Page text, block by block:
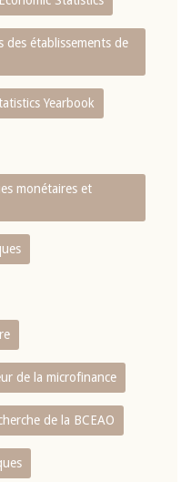
des établissements de
Yearbook
monétaires et
de la microfinance
de la BCEAO